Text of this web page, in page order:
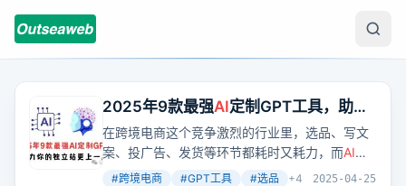
2025年9款最强AI定制GPT工具，助力
你的独立站更上一层楼！
在跨境电商这个竞争激烈的行业里，选品、写文
案、投广告、发货等环节都耗时又耗力，而AI的
出现彻底改变了游戏规则。定制版的GPT正成为
#跨境电商 #GPT工具 #选品 +4 2025-04-25